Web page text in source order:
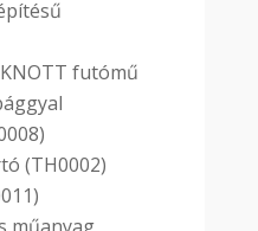
futómű
(TH0002)